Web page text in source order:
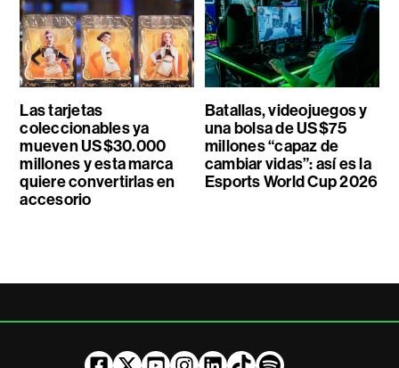
Las tarjetas
coleccionables ya
mueven US$30.000
millones y esta marca
quiere convertirlas en
accesorio
Batallas, videojuegos y
una bolsa de US$75
millones “capaz de
cambiar vidas”: así es la
Esports World Cup 2026